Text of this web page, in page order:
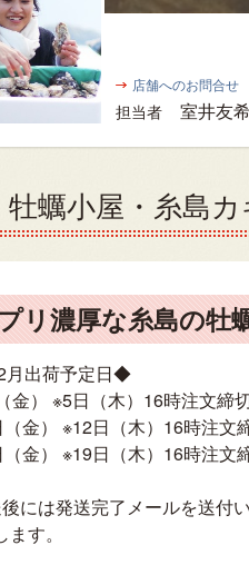
店舗へのお問合せ
担当者 室井友
牡蠣小屋・糸島
リ濃厚な糸島の牡
出荷予定日◆
金） ※5日（木）16時注文締
（金） ※12日（木）16時注文
（金） ※19日（木）16時注文
には発送完了メールを送付
す。